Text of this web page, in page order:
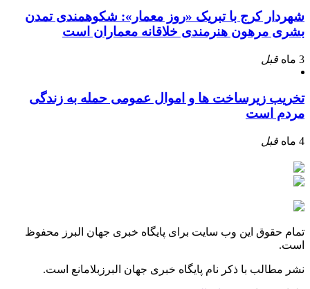
شهردار کرج با تبریک «روز معمار»: شکوهمندی تمدن
بشری مرهون هنرمندی خلاقانه معماران است
3 ماه قبل
تخریب زیرساخت ها و اموال عمومی حمله به زندگی
مردم است
4 ماه قبل
تمام حقوق این وب سایت برای پایگاه خبری جهان البرز محفوظ
است.
نشر مطالب با ذکر نام پایگاه خبری جهان البرزبلامانع است.